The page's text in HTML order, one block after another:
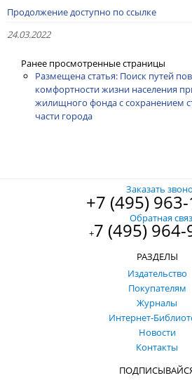
Продолжение доступно по ссылке
24.03.2022
Ранее просмотренные страницы
Размещена статья: Поиск путей
комфортности жизни населения
жилищного фонда с сохранением
части города
Заказать
+7 (495)
Обратная
+7 (495) 964-
РАЗДЕЛЫ
Издательство
Покупателям
Журналы
Интернет-
Новости
Контакты